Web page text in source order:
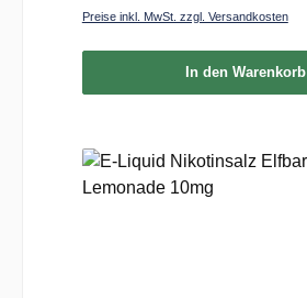
Preise inkl. MwSt. zzgl. Versandkosten
In den Warenkorb